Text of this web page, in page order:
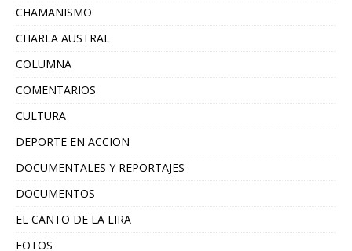
CHAMANISMO
CHARLA AUSTRAL
COLUMNA
COMENTARIOS
CULTURA
DEPORTE EN ACCION
DOCUMENTALES Y REPORTAJES
DOCUMENTOS
EL CANTO DE LA LIRA
FOTOS